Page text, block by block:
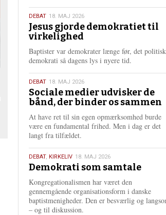
e
e
18.
maj
2026
DEBAT 18. MAJ 2026
Jesus gjorde demokratiet til
virkelighed
Baptister var demokrater længe før, det
demokrati så dagens lys i nyere tid.
18.
maj
2026
DEBAT 18. MAJ 2026
Sociale medier udvisker de
bånd, der binder os sammen
At have ret til sin egen opmærksomhed burde
være en fundamental frihed. Men i dag er det
langt fra tilfældet.
18.
maj
2026
DEBAT, KIRKELIV 18. MAJ 2026
Demokrati som samtale
Kongregationalismen har været den
gennemgående organisationsform i danske
baptistmenigheder. Den er besværlig og
– og til diskussion.